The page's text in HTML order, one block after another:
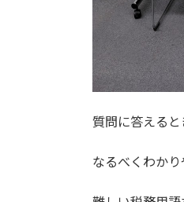
質問に答える
なるべくわかり